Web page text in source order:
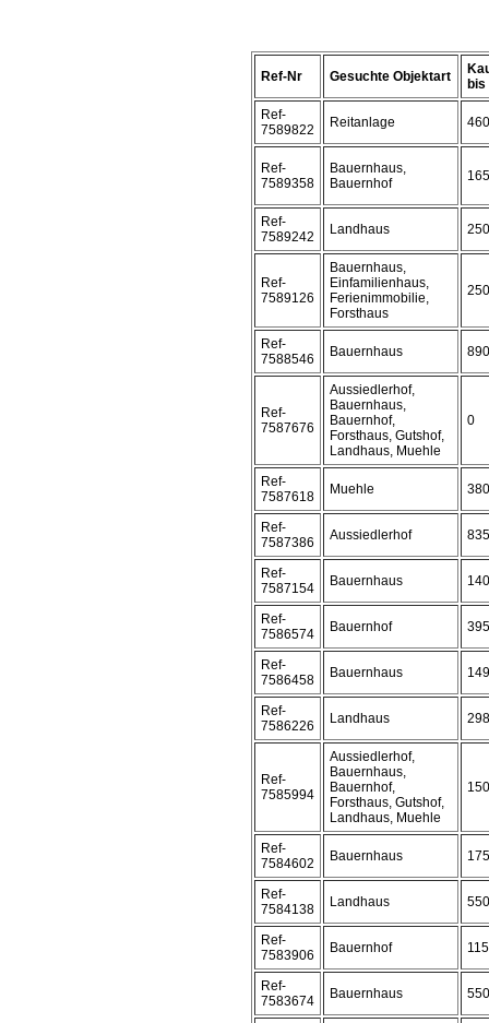
Ref-Nr Gesuchte Objektart
bis
Ref-
7589822
Reitanlage
Ref-
7589358
Bauernhaus,
Bauernhof
Ref-
7589242
Landhaus
Ref-
7589126
Bauernhaus,
Einfamilienhaus,
Ferienimmobilie,
Forsthaus
Ref-
7588546
Bauernhaus
Ref-
7587676
Aussiedlerhof,
Bauernhaus,
Bauernhof,
Forsthaus, Gutshof,
Landhaus, Muehle
0
Ref-
7587618
Muehle
Ref-
7587386
Aussiedlerhof
Ref-
7587154
Bauernhaus
Ref-
7586574
Bauernhof
Ref-
7586458
Bauernhaus
Ref-
7586226
Landhaus
Ref-
7585994
Aussiedlerhof,
Bauernhaus,
Bauernhof,
Forsthaus, Gutshof,
Landhaus, Muehle
Ref-
7584602
Bauernhaus
Ref-
7584138
Landhaus
Ref-
7583906
Bauernhof
Ref-
7583674
Bauernhaus